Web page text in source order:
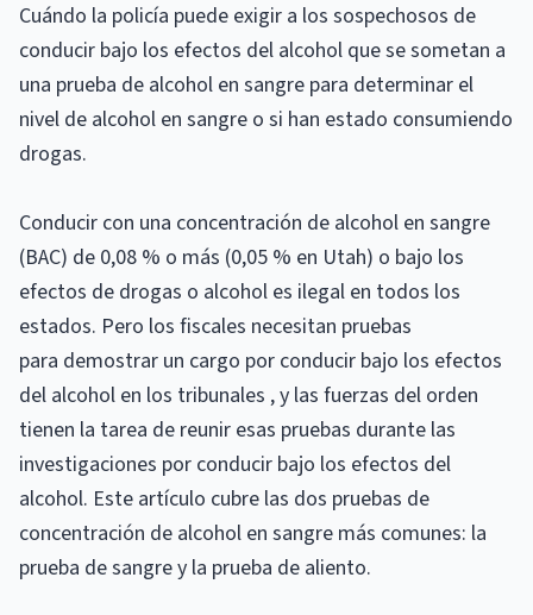
Cuándo la policía puede exigir a los sospechosos de
conducir bajo los efectos del alcohol que se sometan a
una prueba de alcohol en sangre para determinar el
nivel de alcohol en sangre o si han estado consumiendo
drogas.
Conducir con una concentración de alcohol en sangre
(BAC) de 0,08 % o más (0,05 % en Utah) o bajo los
efectos de drogas o alcohol es ilegal en todos los
estados. Pero los fiscales necesitan pruebas
para demostrar un cargo por conducir bajo los efectos
del alcohol en los tribunales , y las fuerzas del orden
tienen la tarea de reunir esas pruebas durante las
investigaciones por conducir bajo los efectos del
alcohol. Este artículo cubre las dos pruebas de
concentración de alcohol en sangre más comunes: la
prueba de sangre y la prueba de aliento.